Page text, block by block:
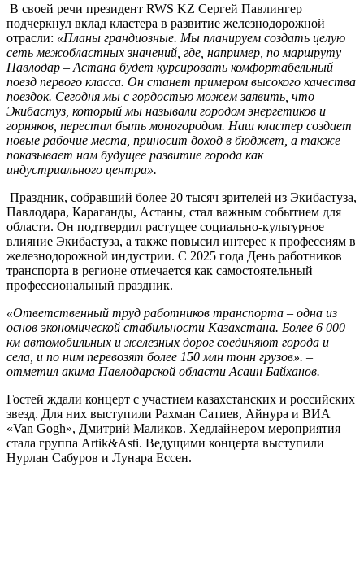
В своей речи президент RWS KZ Сергей Павлингер
подчеркнул вклад кластера в развитие железнодорожной
отрасли: «Планы грандиозные. Мы планируем создать целую
сеть межобластных значений, где, например, по маршруту
Павлодар – Астана будет курсировать комфортабельный
поезд первого класса. Он станет примером высокого качества
поездок. Сегодня мы с гордостью можем заявить, что
Экибастуз, который мы называли городом энергетиков и
горняков, перестал быть моногородом. Наш кластер создает
новые рабочие места, приносит доход в бюджет, а также
показывает нам будущее развитие города как
индустриального центра».
Праздник, собравший более 20 тысяч зрителей из Экибастуза,
Павлодара, Караганды, Астаны, стал важным событием для
области. Он подтвердил растущее социально-культурное
влияние Экибастуза, а также повысил интерес к профессиям в
железнодорожной индустрии. С 2025 года День работников
транспорта в регионе отмечается как самостоятельный
профессиональный праздник.
«Ответственный труд работников транспорта – одна из
основ экономической стабильности Казахстана. Более 6 000
км автомобильных и железных дорог соединяют города и
села, и по ним перевозят более 150 млн тонн грузов». –
отметил акима Павлодарской области Асаин Байханов.
Гостей ждали концерт с участием казахстанских и российских
звезд. Для них выступили Рахман Сатиев, Айнура и ВИА
«Van Gogh», Дмитрий Маликов. Хедлайнером мероприятия
стала группа Artik&Asti. Ведущими концерта выступили
Нурлан Сабуров и Лунара Ессен.